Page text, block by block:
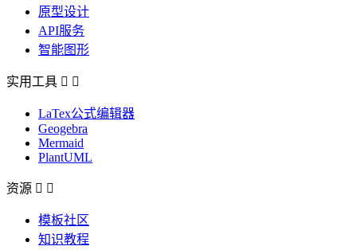
原型设计
API服务
智能图形
实用工具  
LaTex公式编辑器
Geogebra
Mermaid
PlantUML
资源  
模板社区
知识教程